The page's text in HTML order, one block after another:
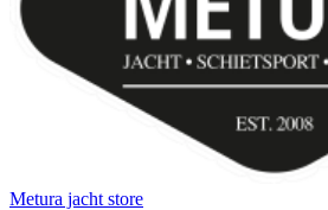
Metura jacht store